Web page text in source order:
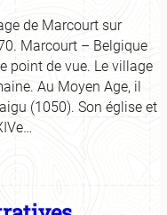
de Marcourt sur
Marcourt – Belgique
point de vue. Le village
Au Moyen Age, il
(1050). Son église et